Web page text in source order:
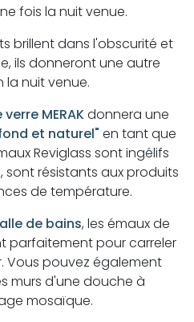
fois la nuit venue.
brillent dans l'obscurité et
ils donneront une autre
la nuit venue.
MERAKdonnera une
et naturel" en tant que
Reviglass sont ingélifs
résistants aux produits
de température.
de bains, les émaux de
parfaitement pour carreler
Vous pouvez également
murs d'une douche à
mosaïque.